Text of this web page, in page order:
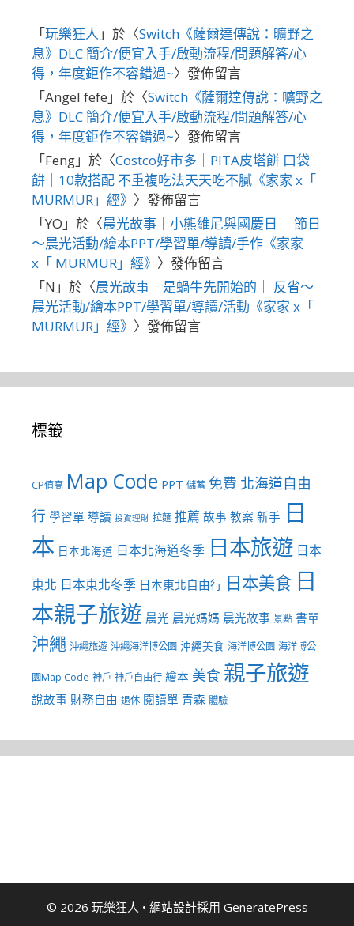
「玩樂狂人 」於〈Switch《薩爾達傳說：曠野之
息》DLC 簡介/便宜入手/啟動流程/問題解答/心
得，年度鉅作不容錯過~〉發佈留言
「Angel fefe 」於〈Switch《薩爾達傳說：曠野之
息》DLC 簡介/便宜入手/啟動流程/問題解答/心
得，年度鉅作不容錯過~〉發佈留言
「Feng」於〈Costco好市多｜PITA皮塔餅 口袋
餅｜10款搭配 不重複吃法天天吃不膩《家家 x「
MURMUR」經》 〉發佈留言
「YO 」於〈晨光故事｜小熊維尼與國慶日｜ 節日
～晨光活動/繪本PPT/學習單/導讀/手作《家家
x「 MURMUR」經》 〉發佈留言
「N 」於〈晨光故事｜是蝸牛先開始的｜ 反省～
晨光活動/繪本PPT/學習單/導讀/活動《家家 x「
MURMUR」經》 〉發佈留言
標籤
CP值高 Map Code PPT 儲蓄 免費 北海道自由
行 學習單 導讀 投資理財 拉麵 推薦 故事 教案 新手 日
本 日本北海道 日本北海道冬季 日本旅遊 日本
東北 日本東北冬季 日本東北自由行 日本美食 日
本親子旅遊 晨光 晨光媽媽 晨光故事 景點 書單
沖繩 沖繩旅遊 沖繩海洋博公園 沖繩美食 海洋博公園 海洋博公
園Map Code 神戶 神戶自由行 繪本 美食 親子旅遊
說故事 財務自由 退休 閱讀單 青森 體驗
© 2026 玩樂狂人 • 網站設計採用 GeneratePress